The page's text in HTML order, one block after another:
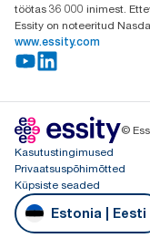
töötas 36 000 inimest.
Essity on noteeritud
www.essity.com
©
Kasutustingimused
Privaatsuspõhimõtted
Küpsiste seaded
Estonia | Eesti